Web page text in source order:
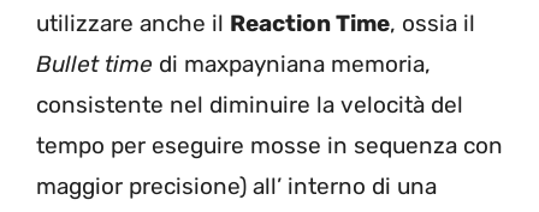
utilizzare anche il Reaction Time, ossia il
Bullet time di maxpayniana memoria,
consistente nel diminuire la velocità del
tempo per eseguire mosse in sequenza con
maggior precisione) all’ interno di una